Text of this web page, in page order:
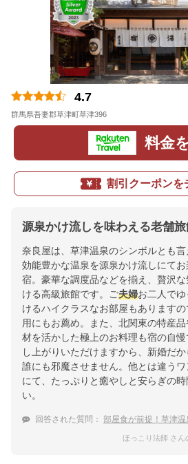
4.7
群馬県吾妻郡草津町草津396
料金
割引クーポンを
源泉かけ流しを味わえる老舗
奈良屋は、草津温泉のシンボルとも言
効能豊かな温泉を源泉かけ流しにて
宿。豪華な調度品などを揃え、贅沢
ける高級旅館です。ご夫婦お二人で
けるハイクラスなお部屋もあります
用にもお薦め。また、北関東の特産
材を活かした極上のお料理も宿の自
し上がりいただけますから、新婚だ
誰にも邪魔させません。他とは違う
にて、たっぷりと癒やしと安らぎの
い。
回答された質問： 部屋食が前提！草津温泉
ほっこり法師 さん